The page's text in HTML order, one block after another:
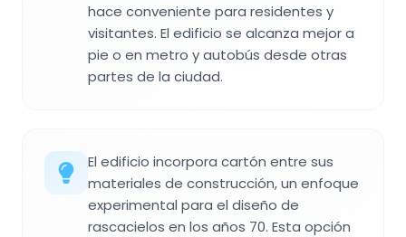
hace conveniente para residentes y
visitantes. El edificio se alcanza mejor a
pie o en metro y autobús desde otras
partes de la ciudad.
El edificio incorpora cartón entre sus
materiales de construcción, un enfoque
experimental para el diseño de
rascacielos en los años 70. Esta opción